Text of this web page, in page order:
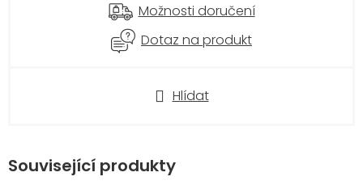
Hlídat
Možnosti doručení
Dotaz na produkt
Související produkty